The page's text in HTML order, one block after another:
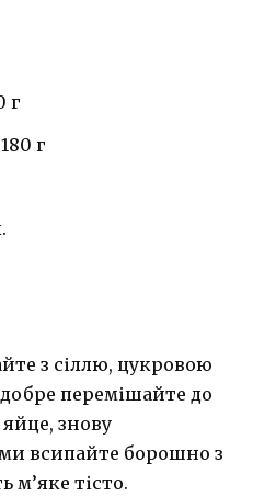
г
г
з сіллю, цукровою
перемішайте до
знову
всипайте борошно з
м’яке тісто.